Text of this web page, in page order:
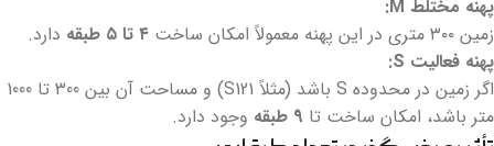
پهنه مختلط M:
زمین ۳۰۰ متری در این پهنه معمولاً امکان ساخت
۴ تا ۵ طبقه
دارد.
پهنه فعالیت S:
اگر زمین در محدوده S باشد (مثلاً S121) و مساحت آن بین 300 تا 1000
متر باشد، امکان ساخت تا 9 طبقه وجود دارد.